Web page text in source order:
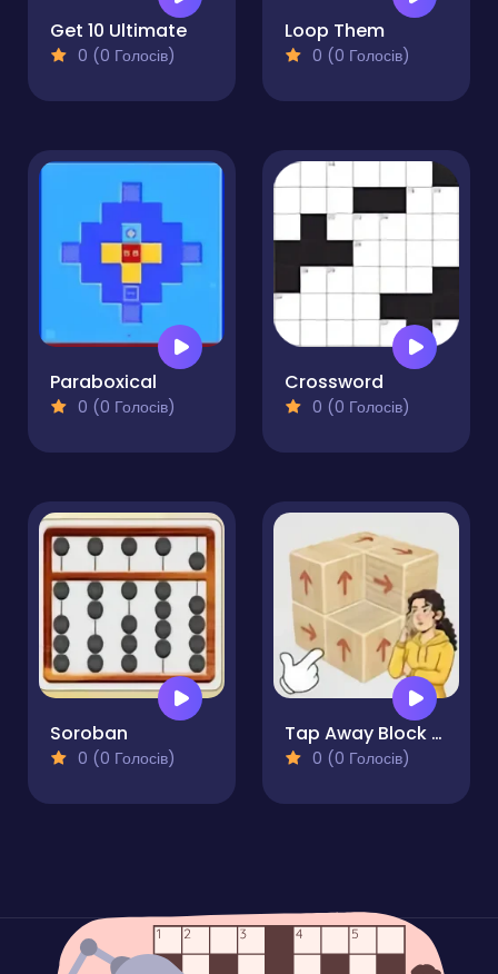
Get 10 Ultimate
0 (0 Голосів)
Loop Them
0 (0 Голосів)
Paraboxical
0 (0 Голосів)
Crossword
0 (0 Голосів)
Soroban
0 (0 Голосів)
Tap Away Block Puzzle 3D
0 (0 Голосів)